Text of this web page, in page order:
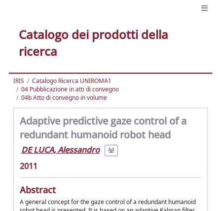
Catalogo dei prodotti della
ricerca
IRIS
Catalogo Ricerca UNIROMA1
04 Pubblicazione in atti di convegno
04b Atto di convegno in volume
Adaptive predictive gaze control of a
redundant humanoid robot head
DE LUCA, Alessandro
2011
Abstract
A general concept for the gaze control of a redundant humanoid